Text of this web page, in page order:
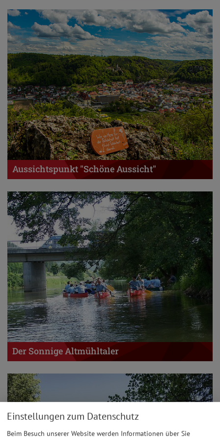
Aussichtspunkt "Schöne Aussicht"
Der Sonnige Altmühltaler
Einstellungen zum Datenschutz
Beim Besuch unserer Website werden Informationen über Sie